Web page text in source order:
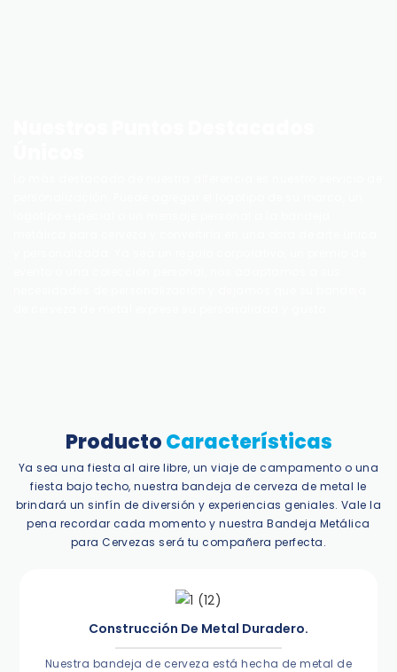
ProductoCaracterísticas
Ya sea una fiesta al aire libre, un viaje de campamento o una
fiesta bajo techo, nuestra bandeja de cerveza de metal le
brindará un sinfín de diversión y experiencias geniales. Vale la
pena recordar cada momento y nuestra Bandeja Metálica
para Cervezas será tu compañera perfecta.
Construcción De Metal Duradero.
Nuestra bandeja de cerveza está hecha de metal de